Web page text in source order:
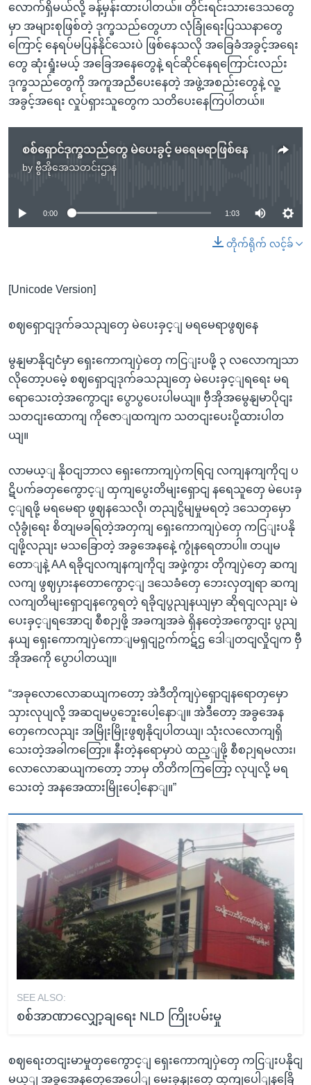
လောက်ရှိမယ်လို့ ခန့်မှန်းထားပါတယ်။ တိုင်းရင်းသားဒေသတွေ
မှာ အများစုဖြစ်တဲ့ ဒုက္ခသည်တွေဟာ လုံခြုံရေးပြဿနာတွေ
ကြောင့် နေရပ်မပြန်နိုင်သေးပဲ ဖြစ်နေသလို အခြေခံအခွင့်အရေး
တွေ ဆုံးရှုံးမယ့် အခြေအနေတွေနဲ့ ရင်ဆိုင်နေရကြောင်းလည်း
ဒုက္ခသည်တွေကို အကူအညီပေးနေတဲ့ အဖွဲ့အစည်းတွေနဲ့ လူ့
အခွင့်အရေး လှုပ်ရှားသူတွေက သတိပေးနေကြပါတယ်။
စစ်ရှောင်ဒုက္ခသည်တွေ မဲပေးခွင့် မရေမရာဖြစ်နေ
by ဗွီအိုအေသတင်းဌာန
No media source currently available
0:00 1:03
တိုက်ရိုက် လင့်ခ်
[Unicode Version]
စဈရှောငျဒုက်ခသညျတှေ မဲပေးခှင့ျ မရမေရာဖွဈနေ
မွနျမာနိုငျငံမှာ ရှေးကောကျပှဲတှေ ကငြျးပဖို့ ၃ လလောကျသာ
လိုတော့ပမေဲ့ စဈရှောငျဒုက်ခသညျတှေ မဲပေးခှင့ျရရေး မရ
ရောသေးတဲ့အကွောငျး ပွောပွပေးပါမယျ။ ဗှီအိုအမွေနျမာပိုငျး
သတငျးထောကျ ကိုဇောျထကျက သတငျးပေးပို့ထားပါတ
ယျ။
လာမယ့ျ နိုဝငျဘာလ ရှေးကောကျပှဲကရြငျ လကျနကျကိုငျ ပ
ဋိပက်ခတှကွေောင့ျ ထှကျပွေးတိမျးရှောငျ နရေသူတှေ မဲပေးခှ
င့ျရဖို့ မရမေရာ ဖွဈနသေလို၊ တညျငွိမျမှုမရတဲ့ ဒသေတှမှော
လုံခွုံရေး စိတျမခရြတဲ့အတှကျ ရှေးကောကျပှဲတှေ ကငြျးပနို
ငျဖို့လညျး မသခြောတဲ့ အခွအေနနေဲ့ ကွုံနရေတာပါ။ တပျမ
တောျနဲ့ AA ရခိုငျလကျနကျကိုငျ အဖှဲ့ကွား တိုကျပှဲတှေ ဆကျ
လကျ ဖွဈပှားနတောကွောင့ျ ဒသေခံတှေ ဘေးလှတျရာ ဆကျ
လကျတိမျးရှောငျနကွေရတဲ့ ရခိုငျပွညျနယျမှာ ဆိုရငျလညျး မဲ
ပေးခှင့ျရအောငျ စီစဉျဖို့ အခကျအခဲ ရှိနတေဲ့အကွောငျး ပွညျ
နယျ ရှေးကောကျပှဲကောျမရှငျဥက်ကဋ်ဌ ဒေါျတငျလှိုငျက ဗှီ
အိုအကေို ပွောပါတယျ။
“အခုလောလောဆယျကတော့ အဲဒီတိုကျပှဲရှောငျနရောတှမှော
သှားလုပျလို့ အဆငျမပွဘေူးပေါ့နောျ။ အဲဒီတော့ အခွအေန
တှေကေလညျး အမြိုးမြိုးဖွဈနိုငျပါတယျ၊ သုံးလလောကျရှိ
သေးတဲ့အခါကတြော့။ နီးတဲ့နရောမှာပဲ ထည့ျဖို့ စီစဉျရမလား၊
လောလောဆယျကတော့ ဘာမှ တိတိကကြတြော့ လုပျလို့ မရ
သေးတဲ့ အနအေထားမြိုးပေါ့နောျ။”
SEE ALSO:
စစ်အာဏာလျှော့ချရေး NLD ကြိုးပမ်းမှု
စဈရေးတငျးမာမှုတှကွေောင့ျ ရှေးကောကျပှဲတှေ ကငြျးပနိုငျ
မယ့ျ အခွအေနတှေအေပေါျ မေးခှနျးတှေ ထှကျပေါျနခြေိ